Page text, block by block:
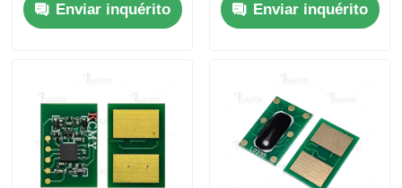
MB492dn MB562dnw
Enviar inquérito
Enviar inquérito